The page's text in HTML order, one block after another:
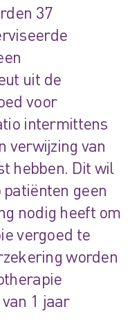
37
uit de
voor
intermittens
verwijzing van
hebben. Dit wil
geen
nodig heeft om
vergoed te
worden
1 jaar